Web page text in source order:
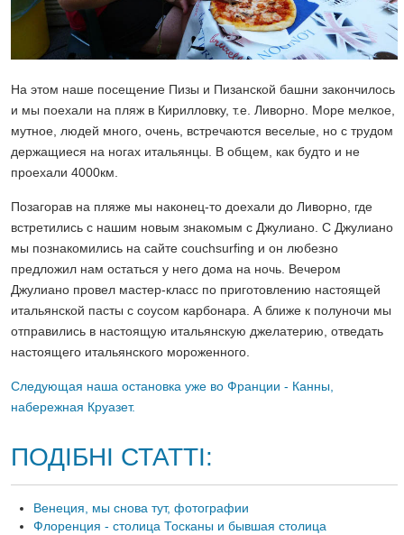
На этом наше посещение Пизы и Пизанской башни закончилось
и мы поехали на пляж в Кирилловку, т.е. Ливорно. Море мелкое,
мутное, людей много, очень, встречаются веселые, но с трудом
держащиеся на ногах итальянцы. В общем, как будто и не
проехали 4000км.
Позагорав на пляже мы наконец-то доехали до Ливорно, где
встретились с нашим новым знакомым с Джулиано. С Джулиано
мы познакомились на сайте couchsurfing и он любезно
предложил нам остаться у него дома на ночь. Вечером
Джулиано провел мастер-класс по приготовлению настоящей
итальянской пасты с соусом карбонара. А ближе к полуночи мы
отправились в настоящую итальянскую джелатерию, отведать
настоящего итальянского мороженного.
Следующая наша остановка уже во Франции - Канны,
набережная Круазет.
ПОДІБНІ СТАТТІ:
Венеция, мы снова тут, фотографии
Флоренция - cтолица Тосканы и бывшая столица